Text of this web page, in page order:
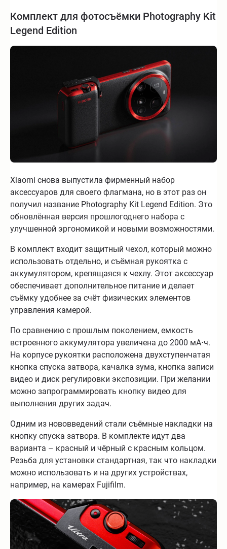
Комплект для фотосъёмки Photography Kit
Legend Edition
Xiaomi снова выпустила фирменный набор
аксессуаров для своего флагмана, но в этот раз он
получил название Photography Kit Legend Edition. Это
обновлённая версия прошлогоднего набора с
улучшенной эргономикой и новыми возможностями.
В комплект входит защитный чехол, который можно
использовать отдельно, и съёмная рукоятка с
аккумулятором, крепящаяся к чехлу. Этот аксессуар
обеспечивает дополнительное питание и делает
съёмку удобнее за счёт физических элементов
управления камерой.
По сравнению с прошлым поколением, емкость
встроенного аккумулятора увеличена до 2000 мА⋅ч.
На корпусе рукоятки расположена двухступенчатая
кнопка спуска затвора, качалка зума, кнопка записи
видео и диск регулировки экспозиции. При желании
можно запрограммировать кнопку видео для
выполнения других задач.
Одним из нововведений стали съёмные накладки на
кнопку спуска затвора. В комплекте идут два
варианта – красный и чёрный с красным кольцом.
Резьба для установки стандартная, так что накладки
можно использовать и на других устройствах,
например, на камерах Fujifilm.